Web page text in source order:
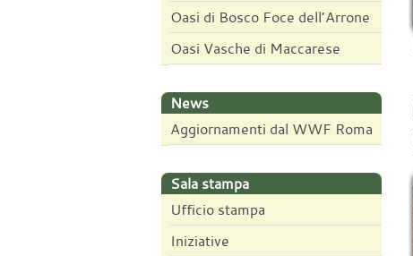
Oasi di Bosco Foce dell’Arrone
Oasi Vasche di Maccarese
News
Aggiornamenti dal WWF Roma
Sala stampa
Ufficio stampa
Iniziative